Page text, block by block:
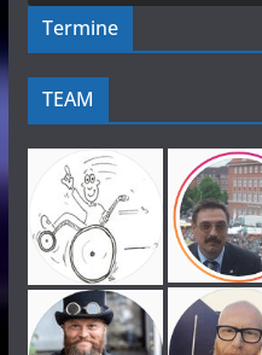
Termine
TEAM